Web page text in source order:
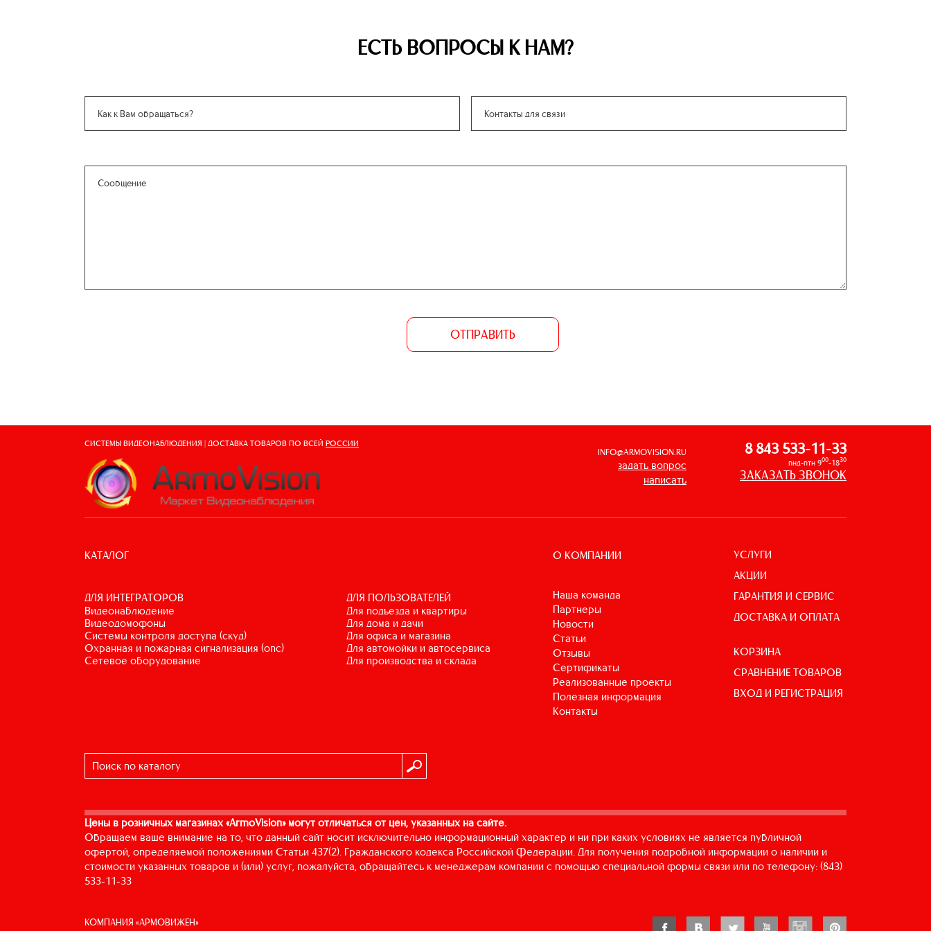
ЕСТЬ ВОПРОСЫ К НАМ?
ОТПРАВИТЬ
СИСТЕМЫ ВИДЕОНАБЛЮДЕНИЯ | ДОСТАВКА ТОВАРОВ ПО ВСЕЙ РОССИИ
INFO@ARMOVISION.RU
задать вопрос
написать
8 843 533-11-33
пнд-птн 900-1830
ЗАКАЗАТЬ ЗВОНОК
КАТАЛОГ
ДЛЯ ИНТЕГРАТОРОВ
видеонаблюдение
видеодомофоны
системы контроля доступа (скуд)
охранная и пожарная сигнализация (опс)
сетевое оборудование
ДЛЯ ПОЛЬЗОВАТЕЛЕЙ
для подъезда и квартиры
для дома и дачи
для офиса и магазина
для автомойки и автосервиса
для производства и склада
О КОМПАНИИ
Наша команда
Партнеры
Новости
Статьи
Отзывы
Сертификаты
Реализованные проекты
Полезная информация
Контакты
УСЛУГИ
АКЦИИ
ГАРАНТИЯ И СЕРВИС
ДОСТАВКА И ОПЛАТА
КОРЗИНА
СРАВНЕНИЕ ТОВАРОВ
ВХОД И РЕГИСТРАЦИЯ
Цены в розничных магазинах «ArmoVision» могут отличаться от цен, указанных на сайте.
Обращаем ваше внимание на то, что данный сайт носит исключительно информационный характер и ни при каких условиях не является публичной
офертой, определяемой положениями Статьи 437(2). Гражданского кодекса Российской Федерации. Для получения подробной информации о наличии и
стоимости указанных товаров и (или) услуг, пожалуйста, обращайтесь к менеджерам компании с помощью специальной формы связи или по телефону: (843)
533-11-33
КОМПАНИЯ «АРМОВИЖЕН»